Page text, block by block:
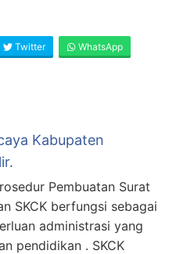
Twitter WhatsApp
Kabupaten
Pembuatan Surat
SKCK berfungsi sebagai
administrasi yang
pendidikan . SKCK